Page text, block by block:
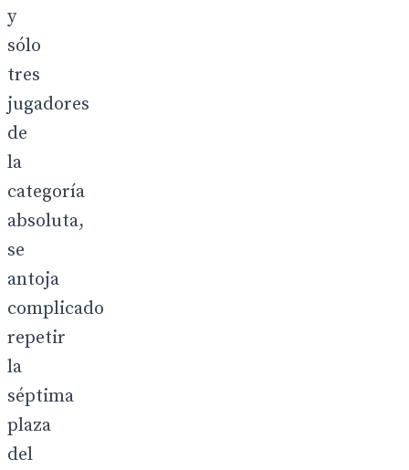
y
sólo
tres
jugadores
de
la
categoría
absoluta,
se
antoja
complicado
repetir
la
séptima
plaza
del